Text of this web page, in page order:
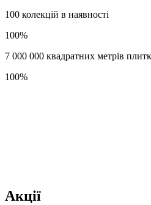
100 колекцій в наявності
100%
7 000 000 квадратних метрів
100%
Акції